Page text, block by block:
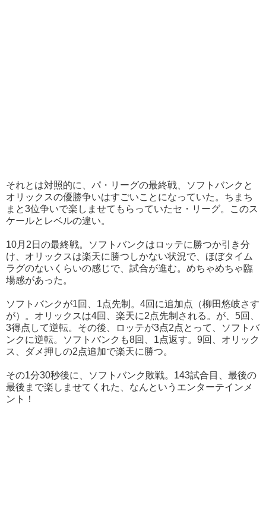
それとは対照的に、パ・リーグの最終戦、ソフトバンクと
オリックスの優勝争いはすごいことになっていた。ちまち
まと3位争いで楽しませてもらっていたセ・リーグ。このス
ケールとレベルの違い。
10月2日の最終戦。ソフトバンクはロッテに勝つか引き分
け、オリックスは楽天に勝つしかない状況で、ほぼタイム
ラグのないくらいの感じで、試合が進む。めちゃめちゃ臨
場感があった。
ソフトバンクが1回、1点先制。4回に追加点（柳田悠岐さす
が）。オリックスは4回、楽天に2点先制される。が、5回、
3得点して逆転。その後、ロッテが3点2点とって、ソフトバ
ンクに逆転。ソフトバンクも8回、1点返す。9回、オリック
ス、ダメ押しの2点追加で楽天に勝つ。
その1分30秒後に、ソフトバンク敗戦。143試合目、最後の
最後まで楽しませてくれた、なんというエンターテインメ
ント！